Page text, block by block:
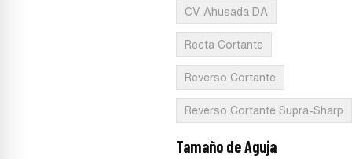
CV Ahusada DA
Recta Cortante
Reverso Cortante
Reverso Cortante Supra-Sharp
Tamaño de Aguja